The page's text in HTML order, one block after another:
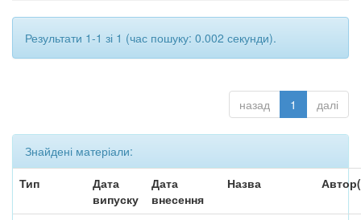
Результати 1-1 зі 1 (час пошуку: 0.002 секунди).
назад 1 далі
Знайдені матеріали:
Тип
Дата
випуску
Дата
внесення
Назва